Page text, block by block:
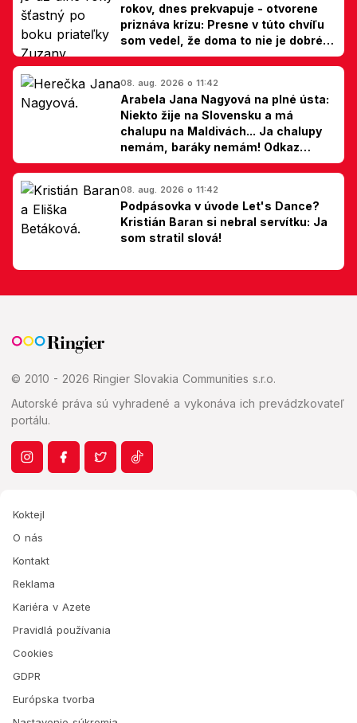
rokov, dnes prekvapuje - otvorene
priznáva krízu: Presne v túto chvíľu
som vedel, že doma to nie je dobré,
hovorí Milan Ondrík
08. aug. 2026 o 11:42
Arabela Jana Nagyová na plné ústa:
Niekto žije na Slovensku a má
chalupu na Maldivách... Ja chalupy
nemám, baráky nemám! Odkaz
Slovákom
08. aug. 2026 o 11:42
Podpásovka v úvode Let's Dance?
Kristián Baran si nebral servítku: Ja
som stratil slová!
© 2010 - 2026 Ringier Slovakia Communities s.r.o.
Autorské práva sú vyhradené a vykonáva ich prevádzkovateľ
portálu.
Koktejl
O nás
Kontakt
Reklama
Kariéra v Azete
Pravidlá používania
Cookies
GDPR
Európska tvorba